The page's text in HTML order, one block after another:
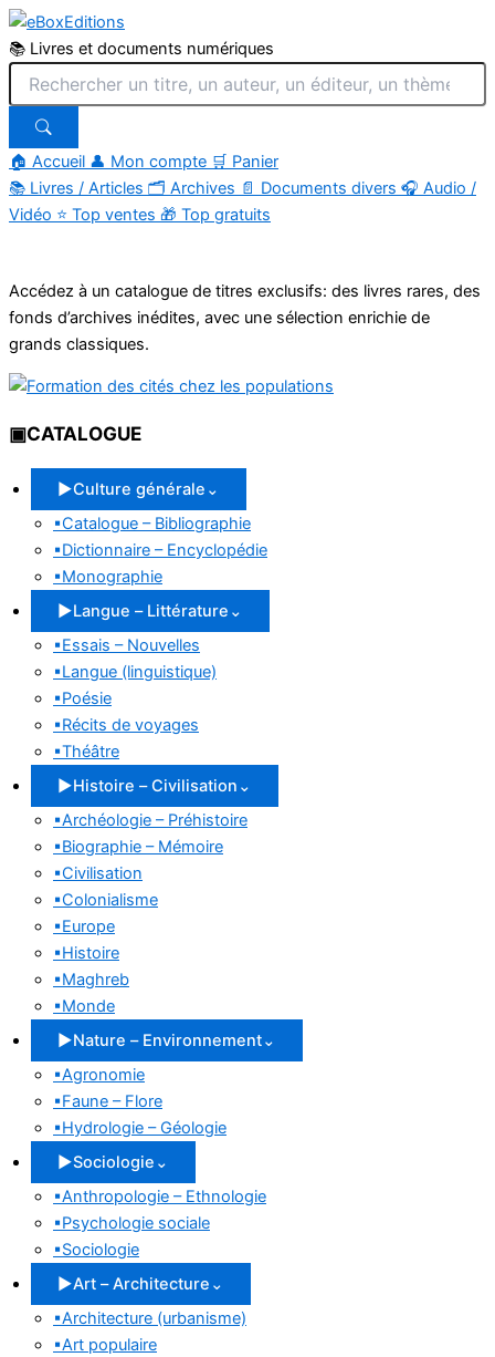
📚 Livres et documents numériques
🏠 Accueil 👤 Mon compte 🛒 Panier
📚 Livres / Articles 🗂 Archives 📄 Documents divers 🎧 Audio /
Vidéo ⭐ Top ventes 🎁 Top gratuits
contenu
Accédez à un catalogue de titres exclusifs: des livres rares, des
fonds d’archives inédites, avec une sélection enrichie de
grands classiques.
▣CATALOGUE
▶Culture générale ⌄
▪Catalogue – Bibliographie
▪Dictionnaire – Encyclopédie
▪Monographie
▶Langue – Littérature ⌄
▪Essais – Nouvelles
▪Langue (linguistique)
▪Poésie
▪Récits de voyages
▪Théâtre
▶Histoire – Civilisation ⌄
▪Archéologie – Préhistoire
▪Biographie – Mémoire
▪Civilisation
▪Colonialisme
▪Europe
▪Histoire
▪Maghreb
▪Monde
▶Nature – Environnement⌄
▪Agronomie
▪Faune – Flore
▪Hydrologie – Géologie
▶Sociologie ⌄
▪Anthropologie – Ethnologie
▪Psychologie sociale
▪Sociologie
▶Art – Architecture ⌄
▪Architecture (urbanisme)
▪Art populaire